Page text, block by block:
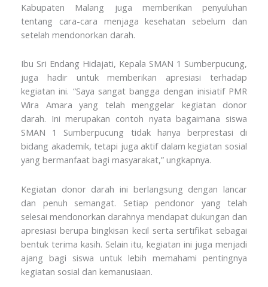
Kabupaten Malang juga memberikan penyuluhan
tentang cara-cara menjaga kesehatan sebelum dan
setelah mendonorkan darah.
Ibu Sri Endang Hidajati, Kepala SMAN 1 Sumberpucung,
juga hadir untuk memberikan apresiasi terhadap
kegiatan ini. “Saya sangat bangga dengan inisiatif PMR
Wira Amara yang telah menggelar kegiatan donor
darah. Ini merupakan contoh nyata bagaimana siswa
SMAN 1 Sumberpucung tidak hanya berprestasi di
bidang akademik, tetapi juga aktif dalam kegiatan sosial
yang bermanfaat bagi masyarakat,” ungkapnya.
Kegiatan donor darah ini berlangsung dengan lancar
dan penuh semangat. Setiap pendonor yang telah
selesai mendonorkan darahnya mendapat dukungan dan
apresiasi berupa bingkisan kecil serta sertifikat sebagai
bentuk terima kasih. Selain itu, kegiatan ini juga menjadi
ajang bagi siswa untuk lebih memahami pentingnya
kegiatan sosial dan kemanusiaan.